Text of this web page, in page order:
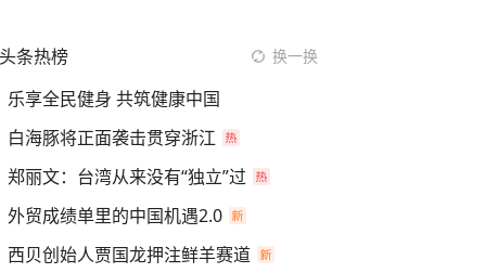
头条热榜 换一换
乐享全民健身 共筑健康中国
白海豚将正面袭击贯穿浙江
郑丽文：台湾从来没有“独立”过
外贸成绩单里的中国机遇2.0
西贝创始人贾国龙押注鲜羊赛道